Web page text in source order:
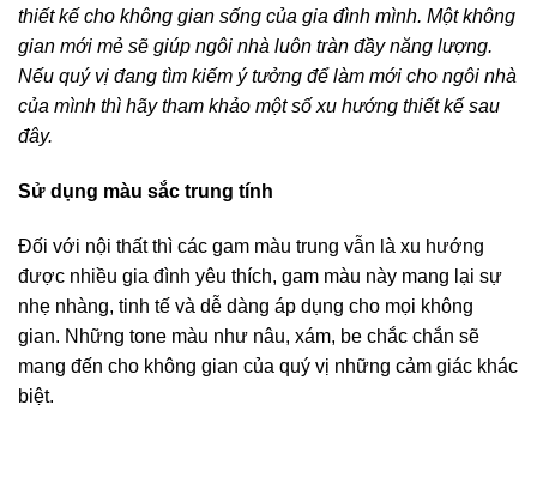
thiết kế cho không gian sống của gia đình mình. Một không
gian mới mẻ sẽ giúp ngôi nhà luôn tràn đầy năng lượng.
Nếu quý vị đang tìm kiếm ý tưởng để làm mới cho ngôi nhà
của mình thì hãy tham khảo một số xu hướng thiết kế sau
đây.
Sử dụng màu sắc trung tính
Đối với nội thất thì các gam màu trung vẫn là xu hướng
được nhiều gia đình yêu thích, gam màu này mang lại sự
nhẹ nhàng, tinh tế và dễ dàng áp dụng cho mọi không
gian. Những tone màu như nâu, xám, be chắc chắn sẽ
mang đến cho không gian của quý vị những cảm giác khác
biệt.